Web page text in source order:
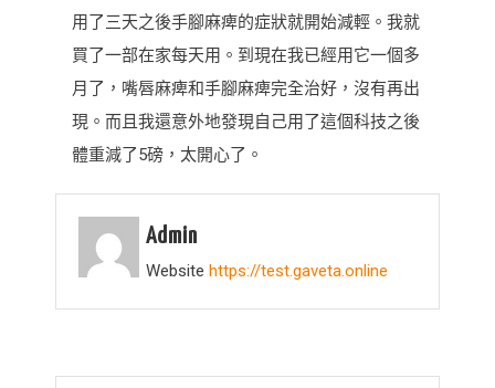
用了三天之後手腳麻痺的症狀就開始減輕。我就
買了一部在家每天用。到現在我已經用它一個多
月了，嘴唇麻痺和手腳麻痺完全治好，沒有再出
現。而且我還意外地發現自己用了這個科技之後
體重減了5磅，太開心了。
Admin
Website https://test.gaveta.online